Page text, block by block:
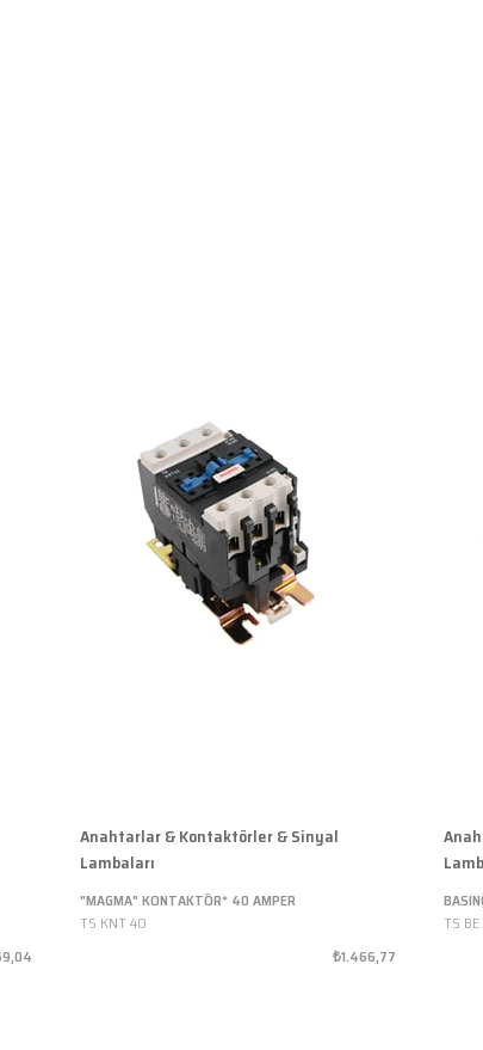
Anahtarlar & Kontaktörler & Sinyal
Lambaları
"MAGMA" KONTAKTÖR* 40 AMPER
TS KNT 40
₺1.466,77
TS